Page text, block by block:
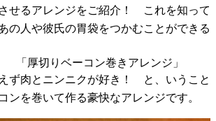
せるアレンジをご紹介！ これを知って
の人や彼氏の胃袋をつかむことができる
「厚切りベーコン巻きアレンジ」
ず肉とニンニクが好き！ と、いうこと
ンを巻いて作る豪快なアレンジです。